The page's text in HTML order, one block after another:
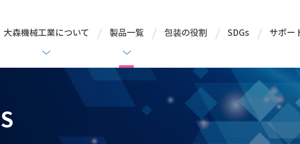
大森機械工業について 製品一覧 包装の役割 SDGs サポー